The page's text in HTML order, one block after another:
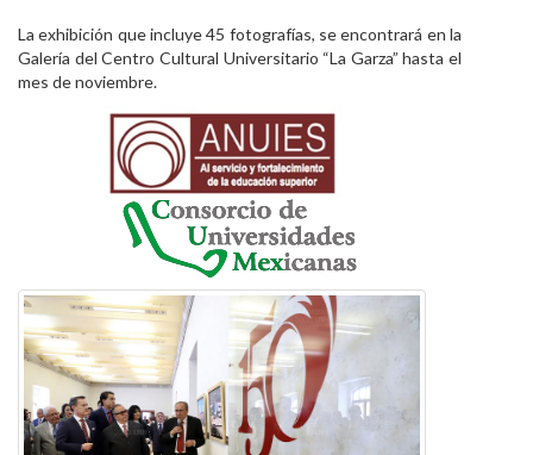
La exhibición que incluye 45 fotografías, se encontrará en la
Galería del Centro Cultural Universitario “La Garza” hasta el
mes de noviembre.